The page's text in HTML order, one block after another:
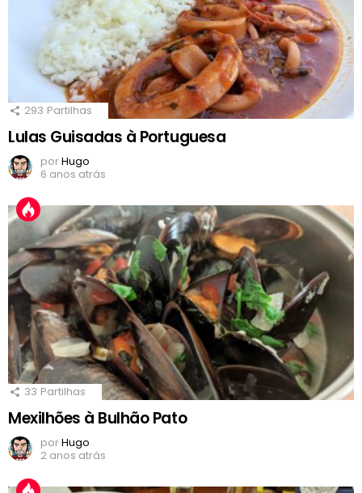
293 Partilhas
Lulas Guisadas à Portuguesa
porHugo
6 anos atrás
33 Partilhas
Mexilhões à Bulhão Pato
porHugo
2 anos atrás